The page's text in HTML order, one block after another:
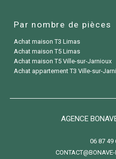
Par nombre de pièces
Achat maison T3 Limas
Achat maison T5 Limas
Achat maison T5 Ville-sur-Jarnioux
Achat appartement T3 Ville-sur-
AGENCE
06 87 49